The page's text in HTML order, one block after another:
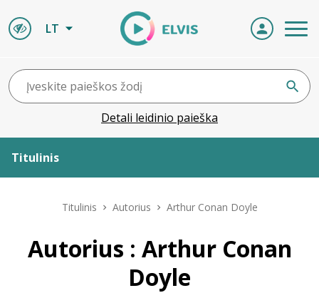
LT
Detali leidinio paieška
Titulinis
Leidiniai
Titulinis Autorius Arthur Conan Doyle
Autorius : Arthur Conan
Doyle